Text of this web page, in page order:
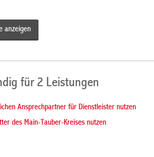
anzeigen
für 2 Leistungen
Ansprechpartner für Dienstleister nutzen
des Main-Tauber-Kreises nutzen